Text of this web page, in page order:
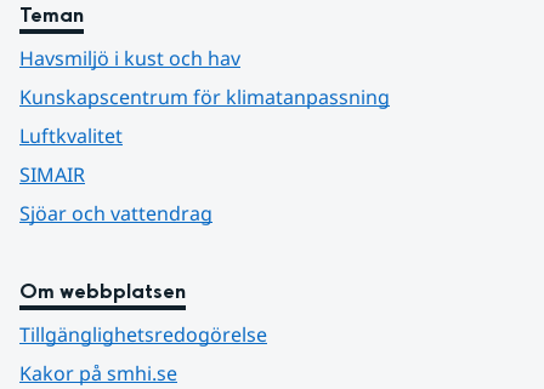
Teman
Havsmiljö i kust och hav
Kunskapscentrum för klimatanpassning
Luftkvalitet
SIMAIR
Sjöar och vattendrag
Om webbplatsen
Tillgänglighetsredogörelse
Kakor på smhi.se